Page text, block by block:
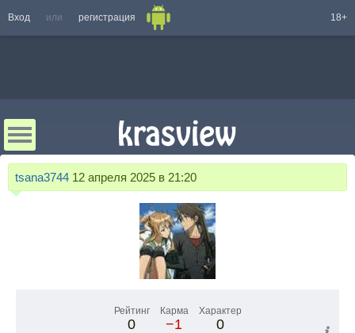
Вход или регистрация 18+
tsana3744 12 апреля 2025 в 21:20
Рейтинг
0
Карма
−1
Характер
0